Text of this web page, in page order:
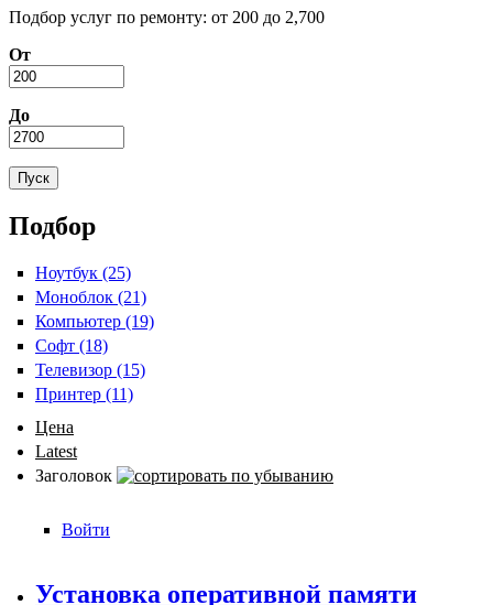
Подбор услуг по ремонту: от 200 до 2,700
От
До
Подбор
Ноутбук (25)
Моноблок (21)
Компьютер (19)
Софт (18)
Телевизор (15)
Принтер (11)
Цена
Latest
Заголовок
Войти
Установка оперативной памяти